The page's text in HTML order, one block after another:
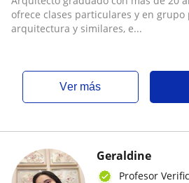
ofrece clases particulares y en
arquitectura y similares, e...
ver más
Geraldine
Profesor